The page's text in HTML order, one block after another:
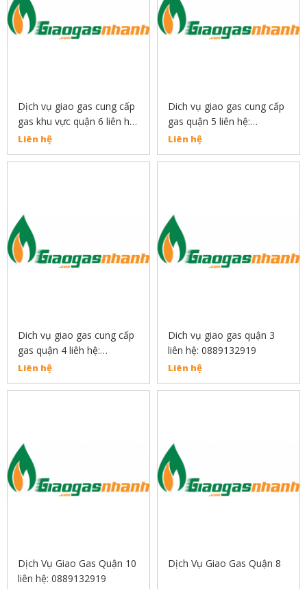
Dịch vụ giao gas cung cấp
gas khu vực quận 6 liên hệ:
0889132919
Liên hệ
Dich vụ giao gas cung cấp
gas quận 5 liên hệ:
0889132919
Liên hệ
Dich vụ giao gas cung cấp
gas quận 4 liêh hệ:
0889132919
Liên hệ
Dich vụ giao gas quận 3
liên hệ: 0889132919
Liên hệ
Dịch Vụ Giao Gas Quận 10
liên hệ: 0889132919
Dịch Vụ Giao Gas Quận 8